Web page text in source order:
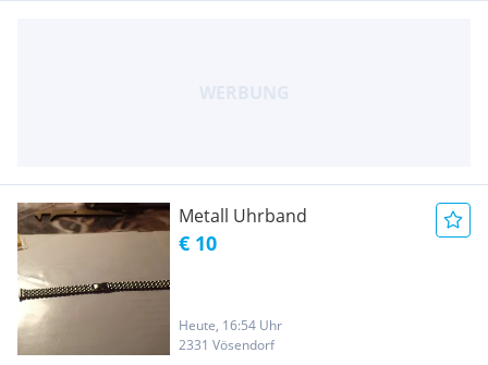
Metall Uhrband
€ 10
Heute, 16:54 Uhr
2331 Vösendorf